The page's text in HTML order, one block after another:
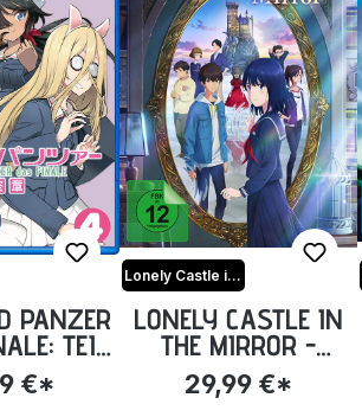
PANZER
TEIL
RAY]
€*
Lonely Castle in the Mirror
LONELY CASTLE IN
THE MIRROR -
COLLECTOR'S
EDITION [BLU-RAY]
29,99 €*